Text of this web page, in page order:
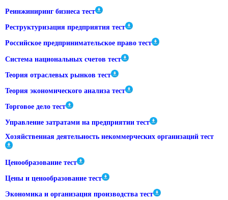
Реинжиниринг бизнеса тест
Реструктуризация предприятия тест
Российское предпринимательское право тест
Система национальных счетов тест
Теория отраслевых рынков тест
Теория экономического анализа тест
Торговое дело тест
Управление затратами на предприятии тест
Хозяйственная деятельность некоммерческих организаций тест
Ценообразование тест
Цены и ценообразование тест
Экономика и организация производства тест